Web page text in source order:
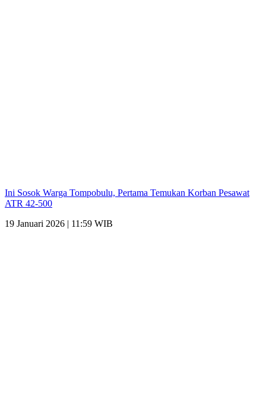
Ini Sosok Warga Tompobulu, Pertama Temukan Korban Pesawat
ATR 42-500
19 Januari 2026 | 11:59 WIB